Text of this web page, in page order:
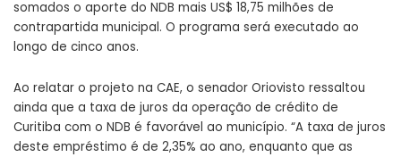
somados o aporte do NDB mais US$ 18,75 milhões de
contrapartida municipal. O programa será executado ao
longo de cinco anos.
Ao relatar o projeto na CAE, o senador Oriovisto ressaltou
ainda que a taxa de juros da operação de crédito de
Curitiba com o NDB é favorável ao município. “A taxa de juros
deste empréstimo é de 2,35% ao ano, enquanto que as